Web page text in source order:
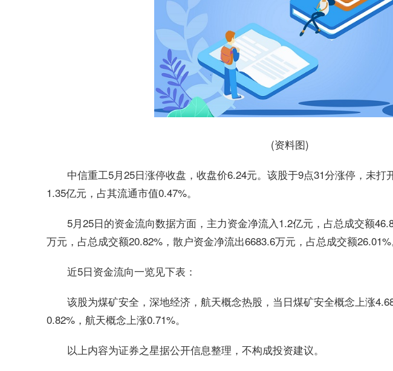
(资料图)
中信重工5月25日涨停收盘，收盘价6.24元。该股于9点31分涨停，未打
1.35亿元，占其流通市值0.47%。
5月25日的资金流向数据方面，主力资金净流入1.2亿元，占总成交额
万元，占总成交额20.82%，散户资金净流出6683.6万元，占总成交额26.01%
近5日资金流向一览见下表：
该股为煤矿安全，深地经济，航天概念热股，当日煤矿安全概念上涨
0.82%，航天概念上涨0.71%。
以上内容为证券之星据公开信息整理，不构成投资建议。